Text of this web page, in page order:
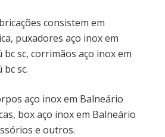
consistem em
puxadores aço inox em
sc, corrimãos aço inox em
sc.
aço inox em Balneário
box aço inox em Balneário
e outros.